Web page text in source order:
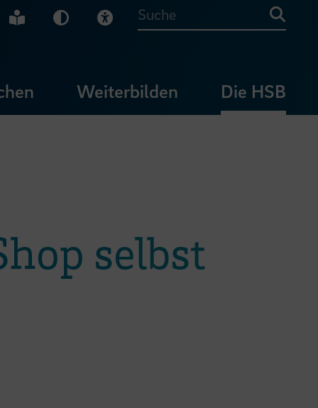
Gebärdensprache
Leichte Sprache
Dunkel-Modus
Visuelle Hilfe
Suche
Weiterbilden Die HSB
selbst